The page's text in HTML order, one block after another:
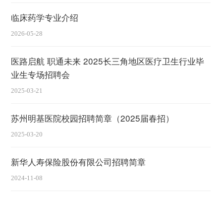
临床药学专业介绍
2026-05-28
医路启航 职通未来 2025长三角地区医疗卫生行业毕
业生专场招聘会
2025-03-21
苏州明基医院校园招聘简章（2025届春招）
2025-03-20
新华人寿保险股份有限公司招聘简章
2024-11-08